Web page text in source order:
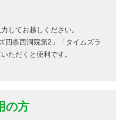
してお越しください。
四条西洞院第2」「タイムズラ
ただくと便利です。
の方